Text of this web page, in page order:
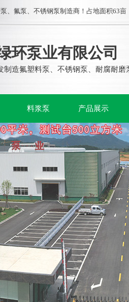
、氟泵、不锈钢泵制造商！占地面积63
环泵业有限公司
制造氟塑料泵、不锈钢泵、耐腐耐磨
料浆泵 产品展示
磁力泵
离心泵
自吸泵
液下泵
料浆泵
隔膜泵
螺杆泵
污水泵